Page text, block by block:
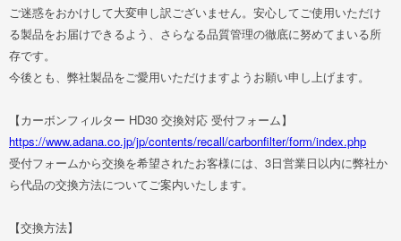
ご迷惑をおかけして大変申し訳ございません。安心してご使用いただけ
る製品をお届けできるよう、さらなる品質管理の徹底に努めてまいる所
存です。
今後とも、弊社製品をご愛用いただけますようお願い申し上げます。
【カーボンフィルター HD30 交換対応 受付フォーム】
https://www.adana.co.jp/jp/contents/recall/carbonfilter/form/index.php
受付フォームから交換を希望されたお客様には、3日営業日以内に弊社か
ら代品の交換方法についてご案内いたします。
【交換方法】